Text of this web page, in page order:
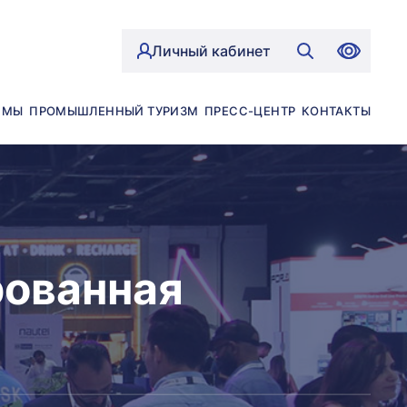
Личный кабинет
ПРОМЫШЛЕННЫЙ ТУРИЗМ ПРЕСС-ЦЕНТР КОНТАКТЫ